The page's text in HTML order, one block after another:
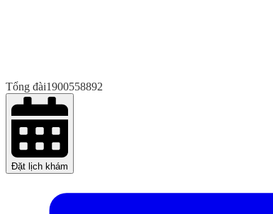
Tổng đài1900558892
Đặt lịch khám